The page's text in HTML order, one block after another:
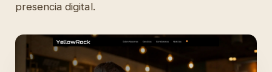
presencia digital.